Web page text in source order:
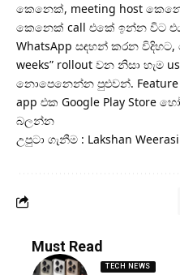
කෙනෙක්, meeting host
කෙනෙක් call එකේ ඉන්න විට
WhatsApp සඳහන් කරන විදිහට,
weeks” rollout වන නිසා හැම
නොපෙනෙන්න පුළුවන්.
app එක Google Play Store
බලන්න
උපුටා ගැනීම : Lakshan
Must Read
TECH NEWS